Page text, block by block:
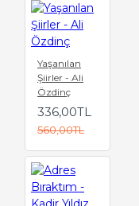
Yaşanılan
Şiirler - Ali
Özdinç
336,00TL
560,00TL